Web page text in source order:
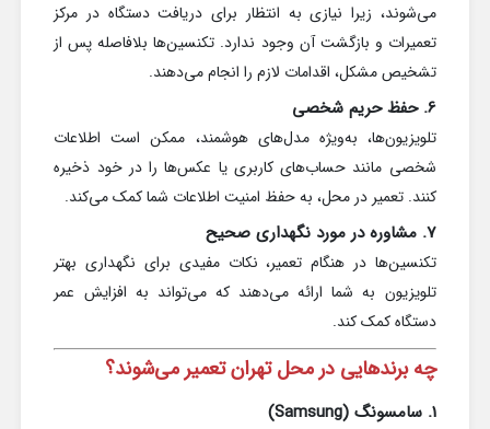
می‌شوند، زیرا نیازی به انتظار برای دریافت دستگاه در مرکز
تعمیرات و بازگشت آن وجود ندارد. تکنسین‌ها بلافاصله پس از
تشخیص مشکل، اقدامات لازم را انجام می‌دهند.
6. حفظ حریم شخصی
تلویزیون‌ها، به‌ویژه مدل‌های هوشمند، ممکن است اطلاعات
شخصی مانند حساب‌های کاربری یا عکس‌ها را در خود ذخیره
کنند. تعمیر در محل، به حفظ امنیت اطلاعات شما کمک می‌کند.
7. مشاوره در مورد نگهداری صحیح
تکنسین‌ها در هنگام تعمیر، نکات مفیدی برای نگهداری بهتر
تلویزیون به شما ارائه می‌دهند که می‌تواند به افزایش عمر
دستگاه کمک کند.
چه برندهایی در محل تهران تعمیر می‌شوند؟
1. سامسونگ (Samsung)